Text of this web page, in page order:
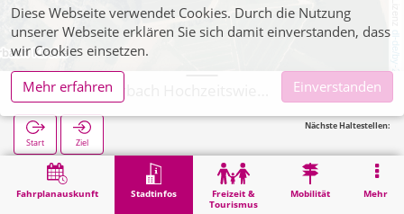
dl-de/by-2-0
Fahrplanauskunft Stadtinfos
Freizeit &
Tourismus
Mobilität Mehr
Start Ziel
Nächste Haltestellen:
Stadtinfos Aachen, Horbach Hochzeitswiese
Diese Webseite verwendet Cookies. Durch die Nutzung
unserer Webseite erklären Sie sich damit einverstanden, dass
wir Cookies einsetzen.
Mehr erfahren
Einverstanden